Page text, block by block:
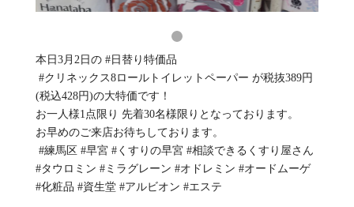
本日3月2日の #日替り特価品 ⁡
⁡ #クリネックス8ロールトイレットペーパー が税抜389円
(税込428円)の大特価です！⁡
⁡お一人様1点限り 先着30名様限りとなっております。⁡
⁡お早めのご来店お待ちしております。⁡
⁡ #練馬区 #早宮 #くすりの早宮 #相談できるくすり屋さん
#タウロミン #ミラグレーン #オドレミン #オードムーゲ
#化粧品 #資生堂 #アルビオン #エステ